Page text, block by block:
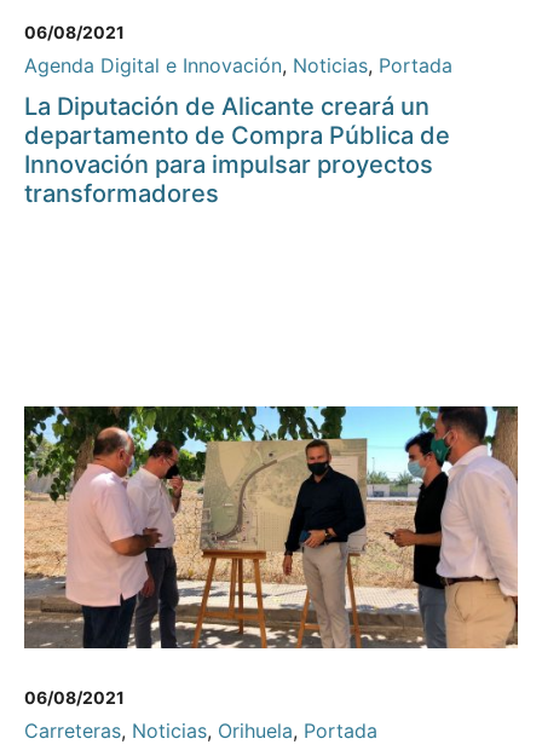
06/08/2021
Agenda Digital e Innovación, Noticias, Portada
La Diputación de Alicante creará un
departamento de Compra Pública de
Innovación para impulsar proyectos
transformadores
06/08/2021
Carreteras, Noticias, Orihuela, Portada